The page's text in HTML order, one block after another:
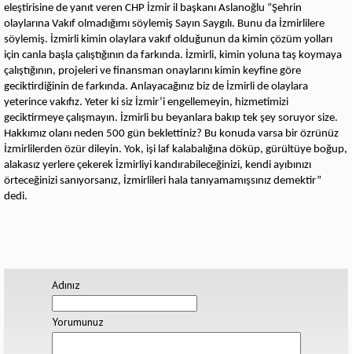
eleştirisine de yanıt veren CHP İzmir il başkanı Aslanoğlu “Şehrin
olaylarına Vakıf olmadığımı söylemiş Sayın Saygılı. Bunu da İzmirlilere
söylemiş. İzmirli kimin olaylara vakıf olduğunun da kimin çözüm yolları
için canla başla çalıştığının da farkında. İzmirli, kimin yoluna taş koymaya
çalıştığının, projeleri ve finansman onaylarını kimin keyfine göre
geciktirdiğinin de farkında. Anlayacağınız biz de İzmirli de olaylara
yeterince vakıfız. Yeter ki siz İzmir’i engellemeyin, hizmetimizi
geciktirmeye çalışmayın. İzmirli bu beyanlara bakıp tek şey soruyor size.
Hakkımız olanı neden 500 gün beklettiniz? Bu konuda varsa bir özrünüz
İzmirlilerden özür dileyin. Yok, işi laf kalabalığına döküp, gürültüye boğup,
alakasız yerlere çekerek İzmirliyi kandırabileceğinizi, kendi ayıbınızı
örteceğinizi sanıyorsanız, İzmirlileri hala tanıyamamışsınız demektir”
dedi.
Adınız
Yorumunuz